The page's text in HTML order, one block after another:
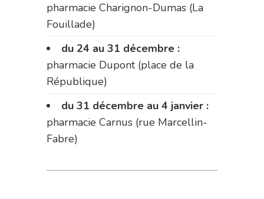
pharmacie Charignon-Dumas (La
Fouillade)
du 24 au 31 décembre :
pharmacie Dupont (place de la
République)
du 31 décembre au 4 janvier :
pharmacie Carnus (rue Marcellin-
Fabre)